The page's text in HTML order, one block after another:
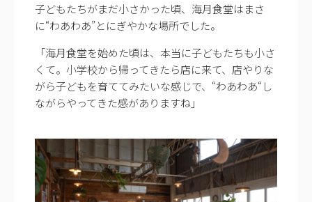
子どもたちがまだ小さかった頃、海月食堂はまさ
に“わあわあ”とにぎやかな場所でした。
「海月食堂を始めた頃は、本当に子どもたちも小さ
くて。小学校から帰ってきたら店に来て、店やりな
がら子どもを育ててみたいな感じで、“わあわあ“し
ながらやってきた感がありますね」